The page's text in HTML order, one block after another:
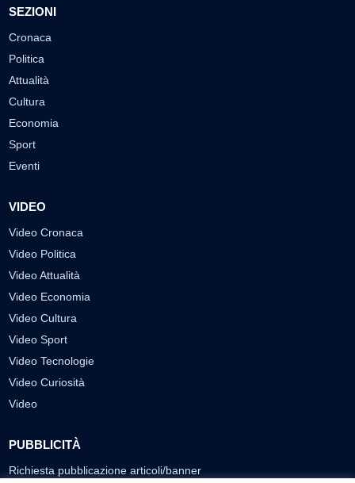
SEZIONI
Cronaca
Politica
Attualità
Cultura
Economia
Sport
Eventi
VIDEO
Video Cronaca
Video Politica
Video Attualità
Video Economia
Video Cultura
Video Sport
Video Tecnologie
Video Curiosità
Video
PUBBLICITÀ
Richiesta pubblicazione articoli/banner